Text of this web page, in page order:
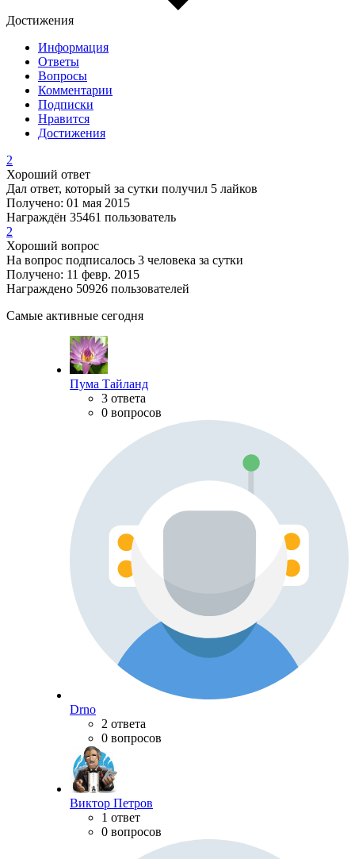
Достижения
Информация
Ответы
Вопросы
Комментарии
Подписки
Нравится
Достижения
2
Хороший ответ
Дал ответ, который за сутки получил 5 лайков
Получено: 01 мая 2015
Награждён 35461 пользователь
2
Хороший вопрос
На вопрос подписалось 3 человека за сутки
Получено: 11 февр. 2015
Награждено 50926 пользователей
Самые активные сегодня
Пума Тайланд
3 ответа
0 вопросов
Drno
2 ответа
0 вопросов
Виктор Петров
1 ответ
0 вопросов